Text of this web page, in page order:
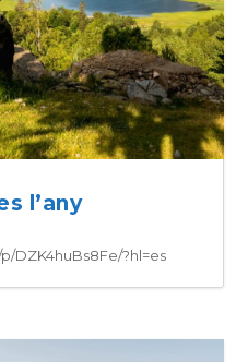
l’any
DZK4huBs8Fe/?hl=es